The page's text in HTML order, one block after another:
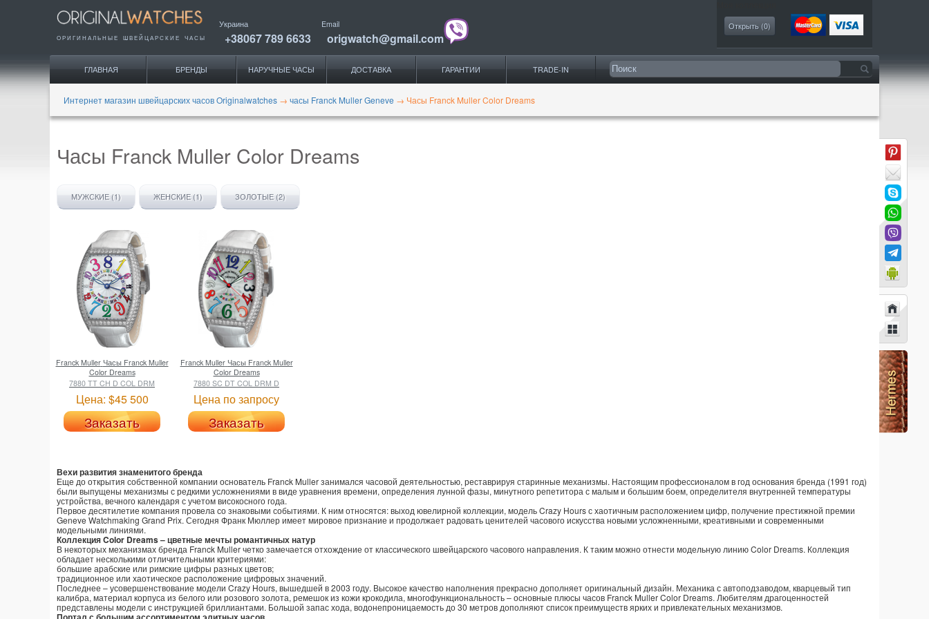
ОРИГИНАЛЬНЫЕ ШВЕЙЦАРСКИЕ ЧАСЫ
Украина
+38067 789 6633
Email
origwatch@gmail.com
Открыть (0)
ГЛАВНАЯ БРЕНДЫ НАРУЧНЫЕ ЧАСЫ ДОСТАВКА ГАРАНТИИ TRADE-IN
Интернет магазин швейцарских часов Originalwatches → часы Franck Muller Geneve → Часы Franck Muller Color Dreams
Часы Franck Muller Color Dreams
МУЖСКИЕ (1) ЖЕНСКИЕ (1) ЗОЛОТЫЕ (2)
Franck Muller Часы Franck Muller
Color Dreams
7880 TT CH D COL DRM
Цена: $45 500
Заказать
Franck Muller Часы Franck Muller
Color Dreams
7880 SC DT COL DRM D
Цена по запросу
Заказать
Вехи развития знаменитого бренда
Еще до открытия собственной компании основатель Franck Muller занимался часовой деятельностью, реставрируя старинные механизмы. Настоящим профессионалом в год основания бренда (1991 год)
были выпущены механизмы с редкими усложнениями в виде уравнения времени, определения лунной фазы, минутного репетитора с малым и большим боем, определителя внутренней температуры
устройства, вечного календаря с учетом високосного года.
Первое десятилетие компания провела со знаковыми событиями. К ним относятся: выход ювелирной коллекции, модель Crazy Hours с хаотичным расположением цифр, получение престижной премии
Geneve Watchmaking Grand Prix. Сегодня Франк Мюллер имеет мировое признание и продолжает радовать ценителей часового искусства новыми усложненными, креативными и современными
модельными линиями.
Коллекция Color Dreams – цветные мечты романтичных натур
В некоторых механизмах бренда Franck Muller четко замечается отхождение от классического швейцарского часового направления. К таким можно отнести модельную линию Color Dreams. Коллекция
обладает несколькими отличительными критериями:
большие арабские или римские цифры разных цветов;
традиционное или хаотическое расположение цифровых значений.
Последнее – усовершенствование модели Crazy Hours, вышедшей в 2003 году. Высокое качество наполнения прекрасно дополняет оригинальный дизайн. Механика с автоподзаводом, кварцевый тип
калибра, материал корпуса из белого или розового золота, ремешок из кожи крокодила, многофункциональность – основные плюсы часов Franck Muller Color Dreams. Любителям драгоценностей
представлены модели с инструкцией бриллиантами. Большой запас хода, водонепроницаемость до 30 метров дополняют список преимуществ ярких и привлекательных механизмов.